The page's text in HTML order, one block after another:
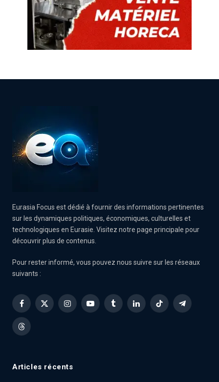
Eurasia Focus est dédié à fournir des informations pertinentes
sur les dynamiques politiques, économiques, culturelles et
technologiques en Eurasie. Visitez notre page principale pour
découvrir plus de contenus.
Pour rester informé, vous pouvez nous suivre sur les réseaux
suivants :
Facebook
X
InstagramYouTubeTumblrLinkedInTikTok Telegram
Threads
Articles récents